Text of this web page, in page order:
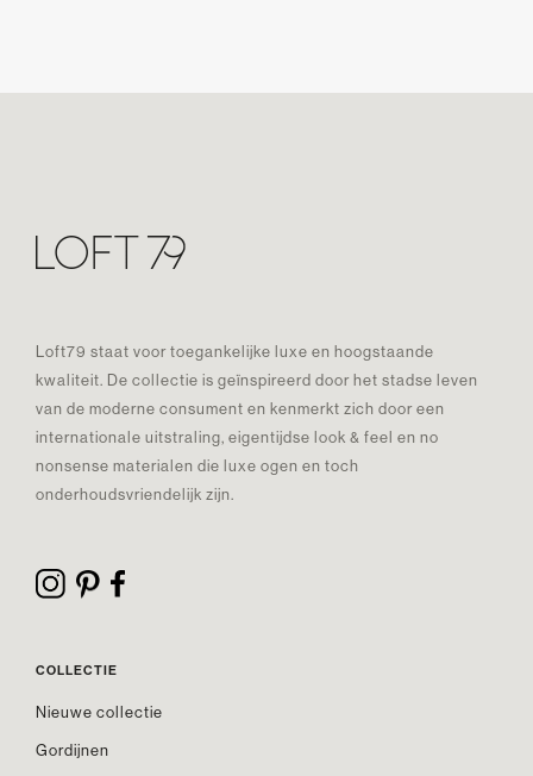
Loft79 staat voor toegankelijke luxe en hoogstaande
kwaliteit. De collectie is geïnspireerd door het stadse leven
van de moderne consument en kenmerkt zich door een
internationale uitstraling, eigentijdse look & feel en no
nonsense materialen die luxe ogen en toch
onderhoudsvriendelijk zijn.
COLLECTIE
Nieuwe collectie
Gordijnen